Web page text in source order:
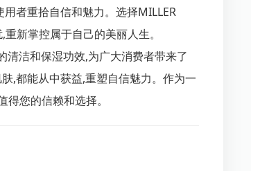
者重拾自信和魅力。选择MILLER
新掌控属于自己的美丽人生。
清洁和保湿功效,为广大消费者带来了
,都能从中获益,重塑自信魅力。作为一
您的信赖和选择。